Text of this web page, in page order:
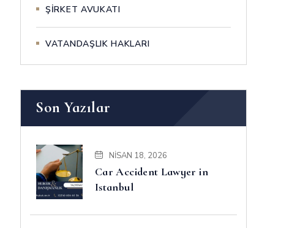
ŞİRKET AVUKATI
VATANDAŞLIK HAKLARI
Son Yazılar
NISAN 18, 2026
Car Accident Lawyer in
Istanbul